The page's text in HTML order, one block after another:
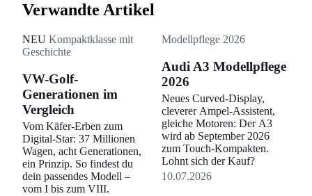
Verwandte Artikel
NEU Kompaktklasse mit
Geschichte
VW-Golf-
Generationen im
Vergleich
Vom Käfer-Erben zum
Digital-Star: 37 Millionen
Wagen, acht Generationen,
ein Prinzip. So findest du
dein passendes Modell –
vom I bis zum VIII.
Modellpflege 2026
Audi A3 Modellpflege
2026
Neues Curved-Display,
cleverer Ampel-Assistent,
gleiche Motoren: Der A3
wird ab September 2026
zum Touch-Kompakten.
Lohnt sich der Kauf?
10.07.2026